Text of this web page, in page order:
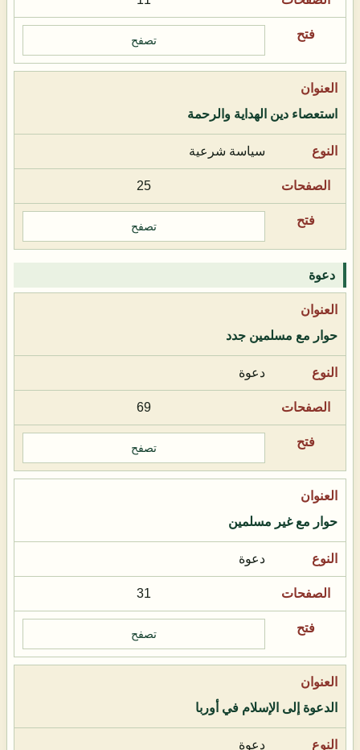
تصفح
استعصاء دين الهداية والرحمة
سياسة شرعية
25
تصفح
دعوة
حوار مع مسلمين جدد
دعوة
69
تصفح
حوار مع غير مسلمين
دعوة
31
تصفح
الدعوة إلى الإسلام في أوربا
دعوة